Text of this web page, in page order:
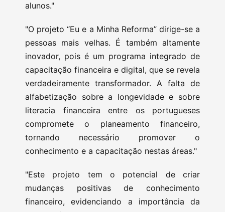
alunos."
"O projeto “Eu e a Minha Reforma” dirige-se a
pessoas mais velhas. É também altamente
inovador, pois é um programa integrado de
capacitação financeira e digital, que se revela
verdadeiramente transformador. A falta de
alfabetização sobre a longevidade e sobre
literacia financeira entre os portugueses
compromete o planeamento financeiro,
tornando necessário promover o
conhecimento e a capacitação nestas áreas."
"Este projeto tem o potencial de criar
mudanças positivas de conhecimento
financeiro, evidenciando a importância da